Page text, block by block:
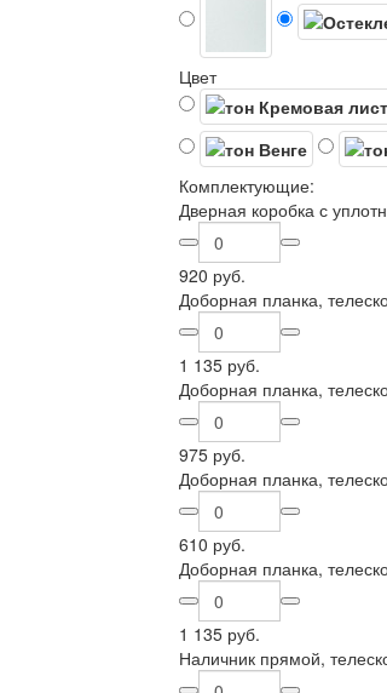
Цвет
Комплектующие:
Дверная коробка с
920 руб.
Доборная планка,
1 135 руб.
Доборная планка,
975 руб.
Доборная планка,
610 руб.
Доборная планка,
1 135 руб.
Наличник прямой,